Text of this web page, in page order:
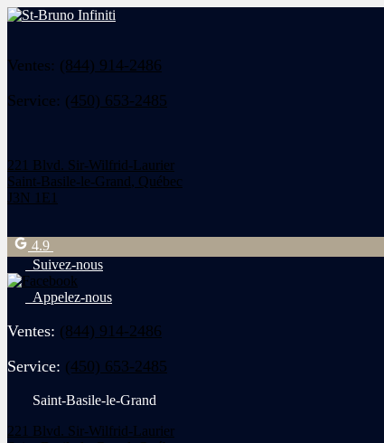
Ventes: (844) 914-2486
Service: (450) 653-2485
221 Blvd. Sir-Wilfrid-Laurier
Saint-Basile-le-Grand, Québec
J3N 1E1
4.9
Suivez-nous
Appelez-nous
Ventes: (844) 914-2486
Service: (450) 653-2485
Saint-Basile-le-Grand
221 Blvd. Sir-Wilfrid-Laurier